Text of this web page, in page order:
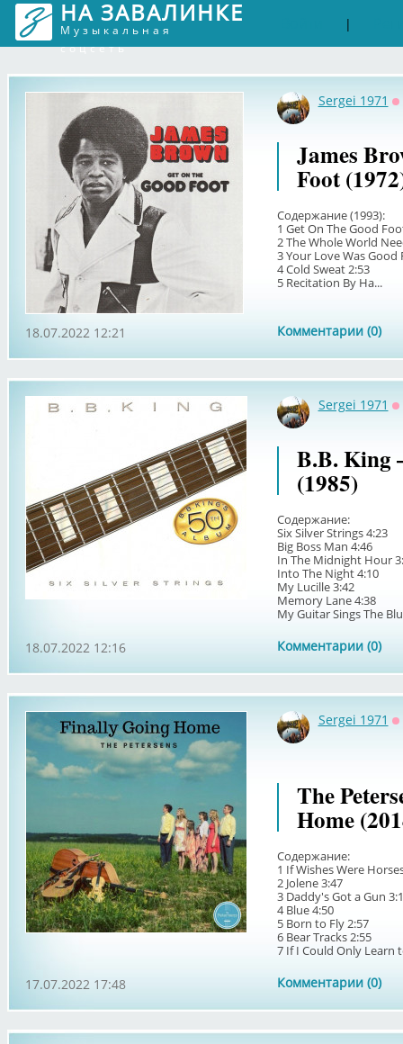
НА ЗАВАЛИНКЕ
Музыкальная
соцсеть
|
Sergei 1971
James
Foot
Содержание (1993):
1 Get On The Good
2 The Whole World
3 Your Love Was Good
4 Cold Sweat 2:53
5 Recitation By Ha...
Комментарии (0)
18.07.2022 12:21
Sergei 1971
B.B. King
(1985)
Содержание:
Six Silver Strings 4:23
Big Boss Man 4:46
In The Midnight Hour
Into The Night 4:10
My Lucille 3:42
Memory Lane 4:38
My Guitar Sings The
Комментарии (0)
18.07.2022 12:16
Sergei 1971
The
Home
Содержание:
1 If Wishes Were
2 Jolene 3:47
3 Daddy's Got a Gun
4 Blue 4:50
5 Born to Fly 2:57
6 Bear Tracks 2:55
7 If I Could Only Learn
Комментарии (0)
17.07.2022 17:48